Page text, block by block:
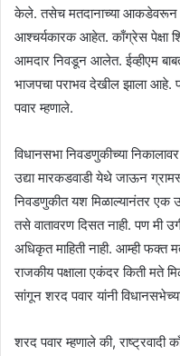
केले. तसेच मतदानाच्या
आश्चर्यकारक आहेत. काँग्रेस पेक्षा
आमदार निवडून आलेत. ईव्हीएम
भाजपचा पराभव देखील झाला आहे.
पवार म्हणाले.
विधानसभा निवडणुकीच्या
उद्या मारकडवाडी येथे जाऊन
निवडणुकीत यश मिळाल्यानंतर एक
तसे वातावरण दिसत नाही. पण मी
अधिकृत माहिती नाही. आम्ही फक्त
राजकीय पक्षाला एकंदर किती मते
सांगून शरद पवार यांनी
शरद पवार म्हणाले की, राष्ट्रवादी